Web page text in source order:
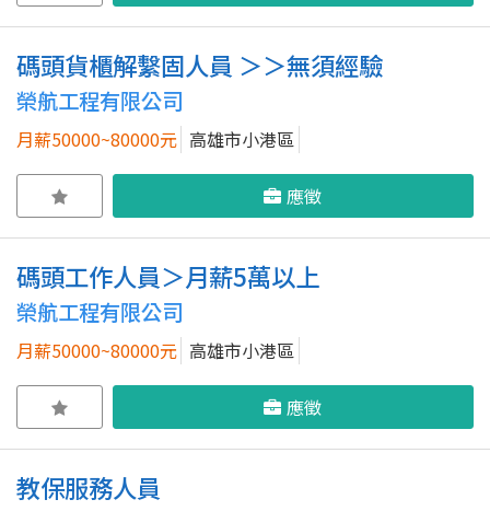
碼頭貨櫃解繫固人員 ＞＞無須經驗
榮航工程有限公司
月薪50000~80000元 高雄市小港區
應徵
碼頭工作人員＞月薪5萬以上
榮航工程有限公司
月薪50000~80000元 高雄市小港區
應徵
教保服務人員